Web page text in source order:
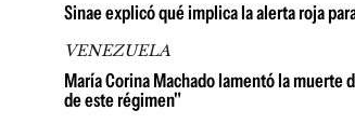
Sinae explicó qué implica la alerta roja
VENEZUELA
María Corina Machado lamentó la
de este régimen"